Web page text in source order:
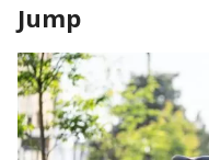
Jump